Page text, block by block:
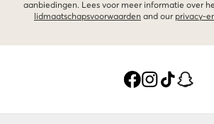
aanbiedingen. Lees voor meer informatie over
lidmaatschapsvoorwaarden and our privacy-